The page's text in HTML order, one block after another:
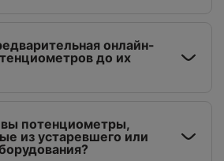
онлайн-
до их
потенциометры,
из устаревшего или